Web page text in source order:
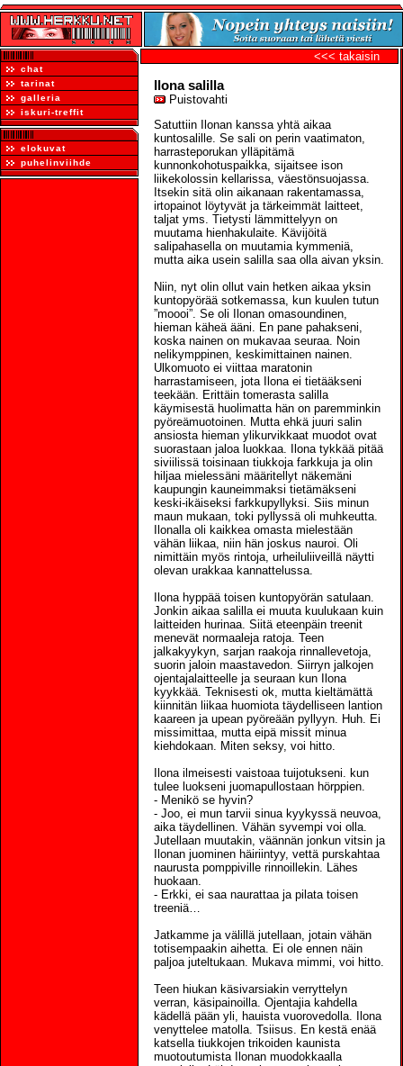
chat
tarinat
galleria
iskuri-treffit
elokuvat
puhelinviihde
<<< takaisin
Ilona salilla
Puistovahti
Satuttiin Ilonan kanssa yhtä aikaa
kuntosalille. Se sali on perin vaatimaton,
harrasteporukan ylläpitämä
kunnonkohotuspaikka, sijaitsee ison
liikekolossin kellarissa, väestönsuojassa.
Itsekin sitä olin aikanaan rakentamassa,
irtopainot löytyvät ja tärkeimmät laitteet,
taljat yms. Tietysti lämmittelyyn on
muutama hienhakulaite. Kävijöitä
salipahasella on muutamia kymmeniä,
mutta aika usein salilla saa olla aivan yksin.
Niin, nyt olin ollut vain hetken aikaa yksin
kuntopyörää sotkemassa, kun kuulen tutun
”moooi”. Se oli Ilonan omasoundinen,
hieman käheä ääni. En pane pahakseni,
koska nainen on mukavaa seuraa. Noin
nelikymppinen, keskimittainen nainen.
Ulkomuoto ei viittaa maratonin
harrastamiseen, jota Ilona ei tietääkseni
teekään. Erittäin tomerasta salilla
käymisestä huolimatta hän on paremminkin
pyöreämuotoinen. Mutta ehkä juuri salin
ansiosta hieman ylikurvikkaat muodot ovat
suorastaan jaloa luokkaa. Ilona tykkää pitää
siviilissä toisinaan tiukkoja farkkuja ja olin
hiljaa mielessäni määritellyt näkemäni
kaupungin kauneimmaksi tietämäkseni
keski-ikäiseksi farkkupyllyksi. Siis minun
maun mukaan, toki pyllyssä oli muhkeutta.
Ilonalla oli kaikkea omasta mielestään
vähän liikaa, niin hän joskus nauroi. Oli
nimittäin myös rintoja, urheiluliiveillä näytti
olevan urakkaa kannattelussa.
Ilona hyppää toisen kuntopyörän satulaan.
Jonkin aikaa salilla ei muuta kuulukaan kuin
laitteiden hurinaa. Siitä eteenpäin treenit
menevät normaaleja ratoja. Teen
jalkakyykyn, sarjan raakoja rinnallevetoja,
suorin jaloin maastavedon. Siirryn jalkojen
ojentajalaitteelle ja seuraan kun Ilona
kyykkää. Teknisesti ok, mutta kieltämättä
kiinnitän liikaa huomiota täydelliseen lantion
kaareen ja upean pyöreään pyllyyn. Huh. Ei
missimittaa, mutta eipä missit minua
kiehdokaan. Miten seksy, voi hitto.
Ilona ilmeisesti vaistoaa tuijotukseni. kun
tulee luokseni juomapullostaan hörppien.
- Menikö se hyvin?
- Joo, ei mun tarvii sinua kyykyssä neuvoa,
aika täydellinen. Vähän syvempi voi olla.
Jutellaan muutakin, väännän jonkun vitsin ja
Ilonan juominen häiriintyy, vettä purskahtaa
naurusta pomppiville rinnoillekin. Lähes
huokaan.
- Erkki, ei saa naurattaa ja pilata toisen
treeniä…
Jatkamme ja välillä jutellaan, jotain vähän
totisempaakin aihetta. Ei ole ennen näin
paljoa juteltukaan. Mukava mimmi, voi hitto.
Teen hiukan käsivarsiakin verryttelyn
verran, käsipainoilla. Ojentajia kahdella
kädellä pään yli, hauista vuorovedolla. Ilona
venyttelee matolla. Tsiisus. En kestä enää
katsella tiukkojen trikoiden kaunista
muotoutumista Ilonan muodokkaalla